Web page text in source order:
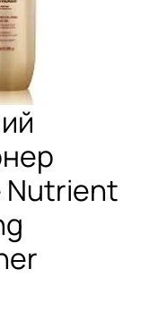
Nutrient